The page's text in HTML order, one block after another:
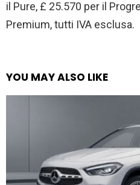
il Pure, £ 25.570 per il
Premium, tutti IVA esclusa.
YOU MAY ALSO LIKE